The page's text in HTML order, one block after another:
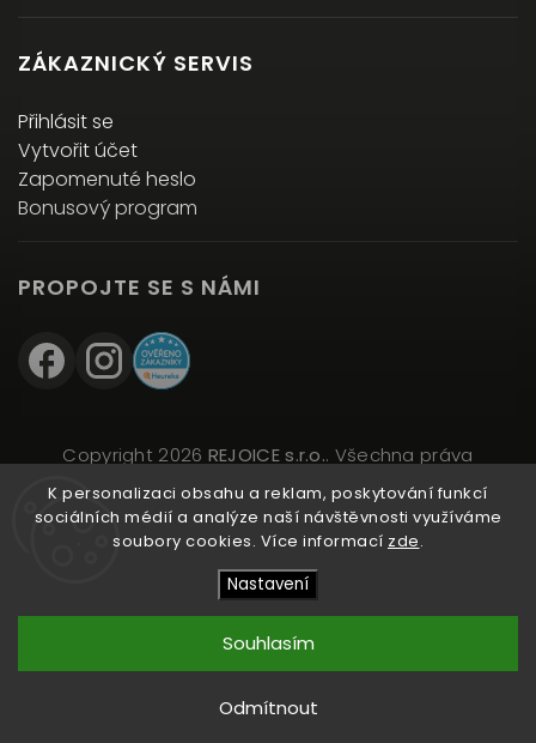
K personalizaci obsahu a reklam, poskytování funkcí
sociálních médií a analýze naší návštěvnosti využíváme
soubory cookies. Více informací zde.
Nastavení
Odmítnout
Souhlasím
Přidat do košíku
ZÁKAZNICKÝ SERVIS
Přihlásit se
Vytvořit účet
Zapomenuté heslo
Bonusový program
PROPOJTE SE S NÁMI
Copyright 2026 REJOICE s.r.o.. Všechna práva
vyhrazena.
Upravit nastavení cookies
VytvořilShoptet| DesignShoptak.cz